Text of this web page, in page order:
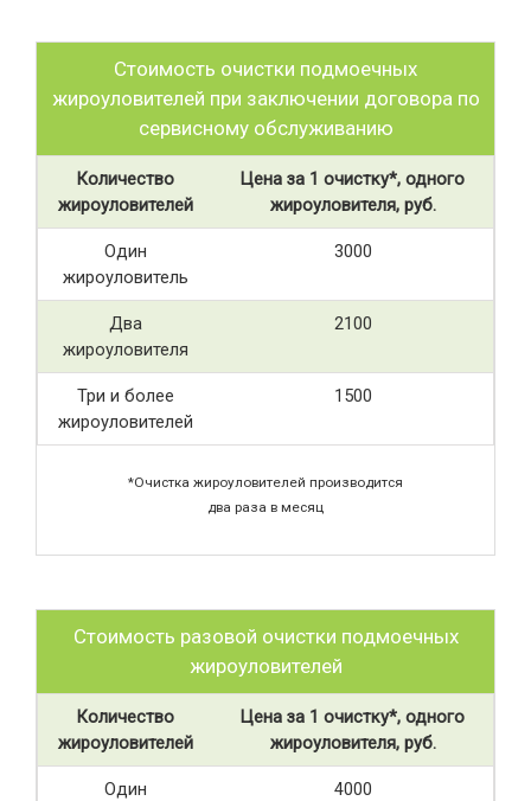
Стоимость очистки подмоечных
жироуловителей при заключении договора по
сервисному обслуживанию
Количество
жироуловителей
Цена за 1 очистку*, одного
жироуловителя, руб.
Один
жироуловитель
3000
Два
жироуловителя
2100
Три и более
жироуловителей
1500
*Очистка жироуловителей производится
два раза в месяц
Стоимость разовой очистки подмоечных
жироуловителей
Количество
жироуловителей
Цена за 1 очистку*, одного
жироуловителя, руб.
Один
4000